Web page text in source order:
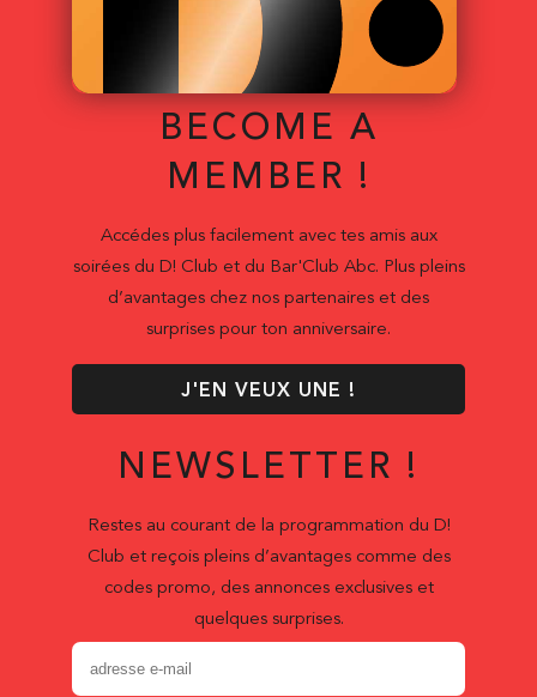
BECOME A
MEMBER !
Accédes plus facilement avec tes amis aux
soirées du D! Club et du Bar'Club Abc. Plus pleins
d’avantages chez nos partenaires et des
surprises pour ton anniversaire.
J'EN VEUX UNE !
NEWSLETTER !
Restes au courant de la programmation du D!
Club et reçois pleins d’avantages comme des
codes promo, des annonces exclusives et
quelques surprises.